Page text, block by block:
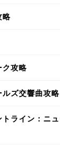
略
ク攻略
ルズ交響曲攻略
トライン：ニ